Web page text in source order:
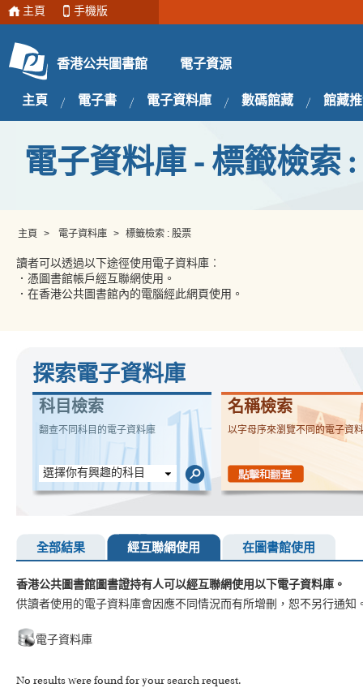
主頁 手機版
香港公共圖書館 電子資源
主頁 電子書 電子資料庫 數碼館藏 館藏
電子資料庫 - 標籤檢索 :
主頁 > 電子資料庫 > 標籤檢索 : 股票
讀者可以透過以下途徑使用電子資料庫︰
．憑圖書館帳戶經互聯網使用。
．在香港公共圖書館內的電腦經此網頁使用。
探索電子資料庫
科目檢索
翻查不同科目的電子資料庫
選擇你有興趣的科目
名稱檢索
以字母序來瀏覽不同的電子資
全部結果 經互聯網使用 在圖書館使用
香港公共圖書館圖書證持有人可以經互聯網使用以下電子資料庫。
供讀者使用的電子資料庫會因應不同情況而有所增刪，恕不另行通知
電子資料庫
No results were found for your search request.